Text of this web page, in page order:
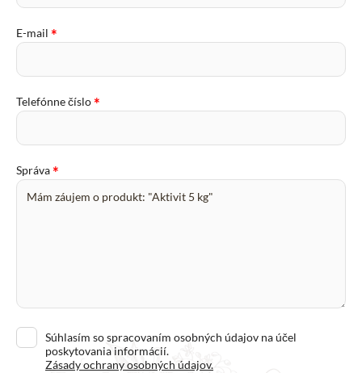
E-mail *
Telefónne číslo *
Správa *
Súhlasím so spracovaním osobných údajov na účel
poskytovania informácií.
Zásady ochrany osobných údajov.